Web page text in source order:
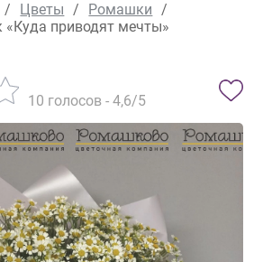
/ Цветы / Ромашки
/
«Куда приводят мечты»
10 голосов -4,6/5